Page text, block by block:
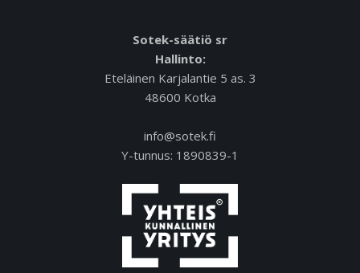
Sotek-säätiö sr
Hallinto:
Eteläinen Karjalantie 5 as. 3
48600 Kotka
info@sotek.fi
Y-tunnus: 1890839-1